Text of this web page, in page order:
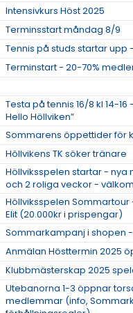
Intensivkurs Höst 2025
Terminsstart måndag 8/9
Tennis på studs startar upp
Terminstart - 20-70%
Testa på tennis 16/8 kl 14-
Hello Höllviken”
Sommarens öppettider för
Höllvikens TK söker tränare
Höllviksspelen startar - nya
och 2 roliga veckor -
Höllviksspelen
Elit (20.000kr i prispengar)
Sommarkampanj i shopen
Anmälan Hösttermin 2025
Klubbmästerskap 2025
Utebanorna 1-3 öppnar
medlemmar (info,